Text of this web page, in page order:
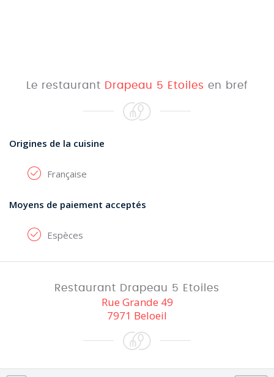
Le restaurant Drapeau 5 Etoiles en bref
Origines de la cuisine
Française
Moyens de paiement acceptés
Espèces
Restaurant Drapeau 5 Etoiles
Rue Grande 49
7971 Beloeil